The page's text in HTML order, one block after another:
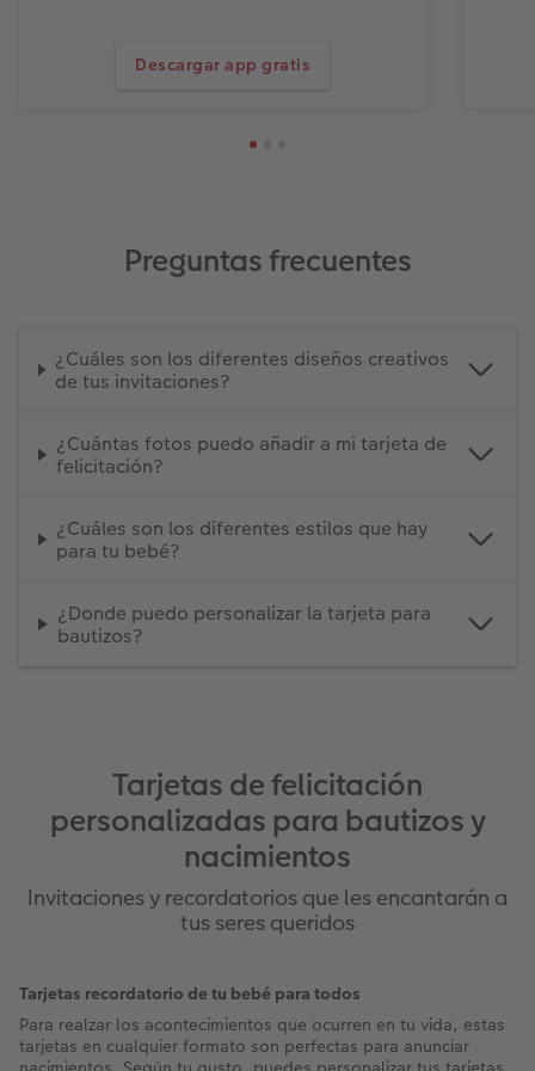
Descargar app gratis
Preguntas frecuentes
¿Cuáles son los diferentes diseños creativos
de tus invitaciones?
¿Cuántas fotos puedo añadir a mi tarjeta de
felicitación?
¿Cuáles son los diferentes estilos que hay
para tu bebé?
¿Donde puedo personalizar la tarjeta para
bautizos?
Tarjetas de felicitación
personalizadas para bautizos y
nacimientos
Invitaciones y recordatorios que les encantarán a
tus seres queridos
Tarjetas recordatorio de tu bebé para todos
Para realzar los acontecimientos que ocurren en tu vida, estas
tarjetas en cualquier formato son perfectas para anunciar